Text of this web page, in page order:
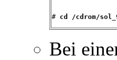
# cd /cdrom/
Bei